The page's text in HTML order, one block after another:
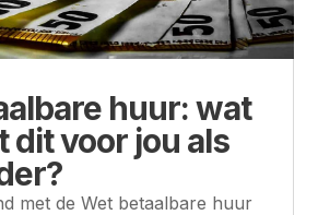
huur: wat
dit voor jou als
met de Wet betaalbare huur